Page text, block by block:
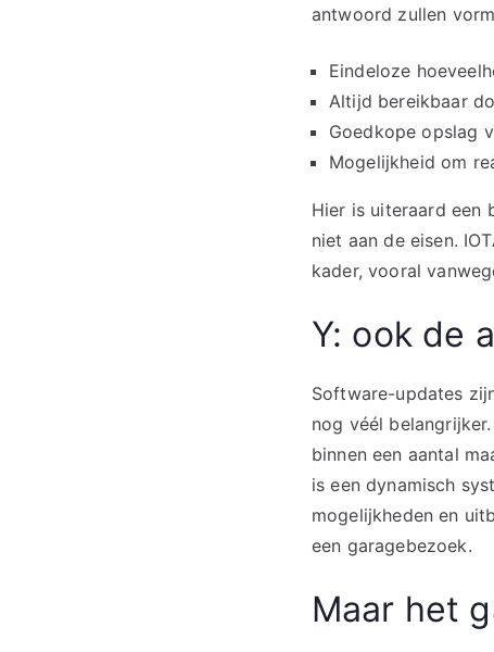
antwoord zullen
Eindeloze
Altijd bereikbaar
Goedkope opslag
Mogelijkheid om
Hier is uiteraard een
niet aan de eisen.
kader, vooral
Y: ook de
Software-updates
nog véél
binnen een aantal
is een dynamisch
mogelijkheden en
een garagebezoek.
Maar het